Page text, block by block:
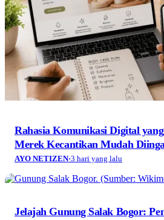
Media digital lokal yang menggambarkan
Bandung secara utuh, dari geliat sosial dan
warganya, hingga getar kreativitas dan